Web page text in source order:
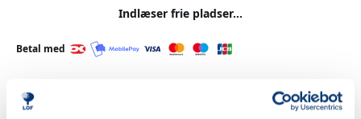
Indlæser frie pladser...
Betal med